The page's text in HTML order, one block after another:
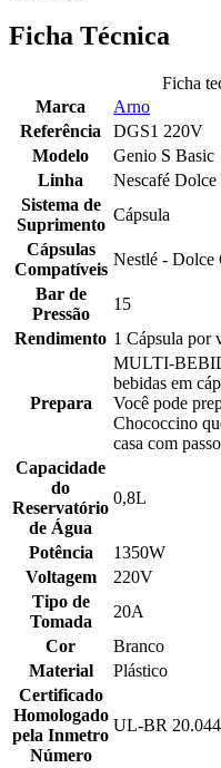
Ficha Técnica
Ficha
Marca
Arno
Referência
DGS1 220V
Modelo
Genio S Basic
Linha
Nescafé Dolce
Sistema de
Suprimento
Cápsula
Cápsulas
Compatíveis
Nestlé - Dolce
Bar de
Pressão
15
Rendimento 1 Cápsula por
Prepara
MULTI-
bebidas em
Você pode
Chococcino
casa com
Capacidade
do
Reservatório
de Água
0,8L
Potência
1350W
Voltagem
220V
Tipo de
Tomada
20A
Cor
Branco
Material
Plástico
Certificado
Homologado
pela Inmetro
Número
UL-BR